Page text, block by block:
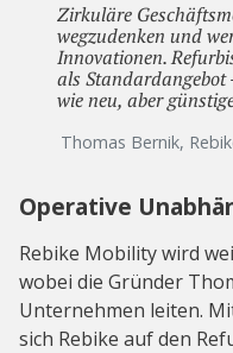
Zirkuläre
wegzudenken und
Innovationen.
als Standardangebot
wie neu, aber
Thomas Bernik,
Operative
Rebike Mobility wird
wobei die Gründer
Unternehmen leiten.
sich Rebike auf den